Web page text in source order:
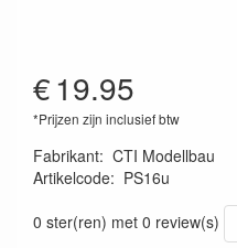
€19.95
*Prijzen zijn inclusief btw
Fabrikant: CTI Modellbau
Artikelcode: PS16u
0 ster(ren) met 0 review(s)